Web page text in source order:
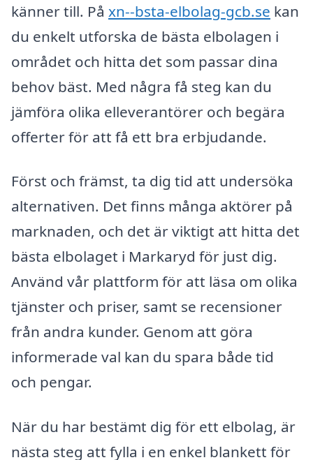
känner till. På xn--bsta-elbolag-gcb.se kan
du enkelt utforska de bästa elbolagen i
området och hitta det som passar dina
behov bäst. Med några få steg kan du
jämföra olika elleverantörer och begära
offerter för att få ett bra erbjudande.
Först och främst, ta dig tid att undersöka
alternativen. Det finns många aktörer på
marknaden, och det är viktigt att hitta det
bästa elbolaget i Markaryd för just dig.
Använd vår plattform för att läsa om olika
tjänster och priser, samt se recensioner
från andra kunder. Genom att göra
informerade val kan du spara både tid
och pengar.
När du har bestämt dig för ett elbolag, är
nästa steg att fylla i en enkel blankett för